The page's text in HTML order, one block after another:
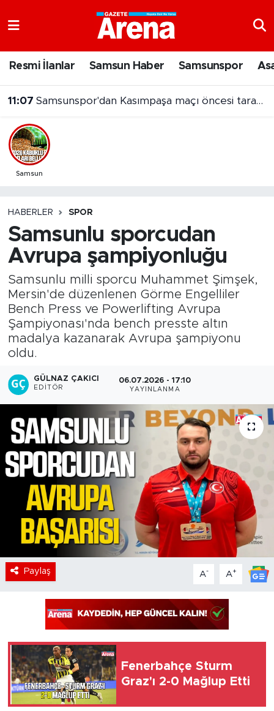
Resmi İlanlar Samsun Haber Samsunspor
11:07 Samsunspor'dan Kasımpaşa maçı öncesi taraftara jest
Samsun
HABERLER SPOR
Samsunlu sporcudan
Avrupa şampiyonluğu
Samsunlu milli sporcu Muhammet Şimşek,
Mersin'de düzenlenen Görme Engelliler
Bench Press ve Powerlifting Avrupa
Şampiyonası'nda bench presste altın
madalya kazanarak Avrupa şampiyonu
oldu.
GÜLNAZ ÇAKICI
EDITÖR
06.07.2026 - 17:10
YAYINLANMA
Paylaş A- A+
Fenerbahçe Sturm
Graz'ı 2-0 Mağlup Etti
Samsun Namaz Vakitleri
Trafik Durumu
Süper Lig Puan Durumu ve Fikstür
Son Dakika Haberleri
Haber Arşivi